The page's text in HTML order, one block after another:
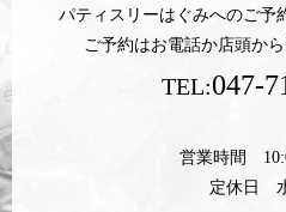
パティスリーはぐみへのご予
ご予約はお電話か店頭か
TEL:047-
営業時間
定休日